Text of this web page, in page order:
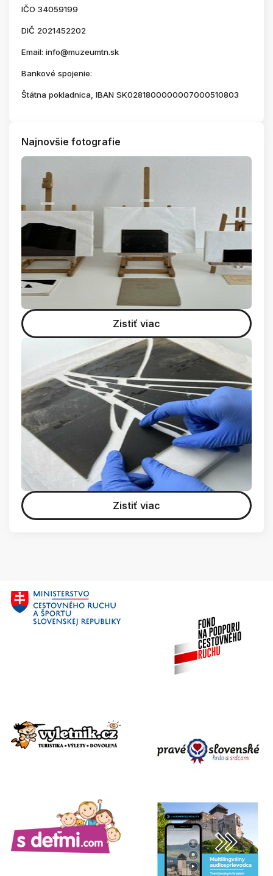
IČO 34059199
DIČ 2021452202
Email: info@muzeumtn.sk
Bankové spojenie:
Štátna pokladnica, IBAN SK0281800000007000510803
Najnovšie fotografie
Zistiť viac
Zistiť viac